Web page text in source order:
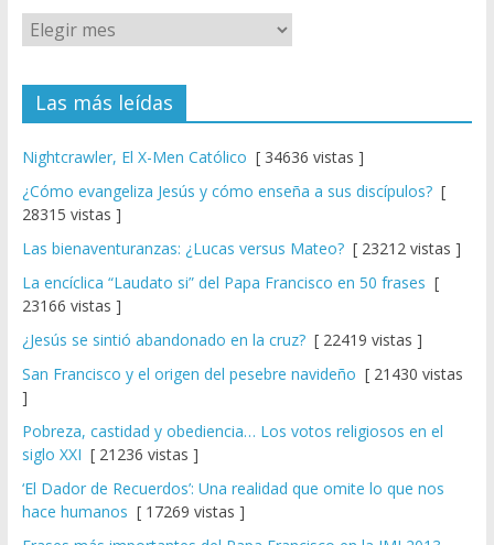
Las más leídas
Nightcrawler, El X-Men Católico [ 34636 vistas ]
¿Cómo evangeliza Jesús y cómo enseña a sus discípulos?[
28315 vistas ]
Las bienaventuranzas: ¿Lucas versus Mateo?[ 23212 vistas ]
La encíclica “Laudato si” del Papa Francisco en 50 frases [
23166 vistas ]
¿Jesús se sintió abandonado en la cruz?[ 22419 vistas ]
San Francisco y el origen del pesebre navideño [ 21430 vistas
]
Pobreza, castidad y obediencia… Los votos religiosos en el
siglo XXI [ 21236 vistas ]
‘El Dador de Recuerdos’: Una realidad que omite lo que nos
hace humanos [ 17269 vistas ]